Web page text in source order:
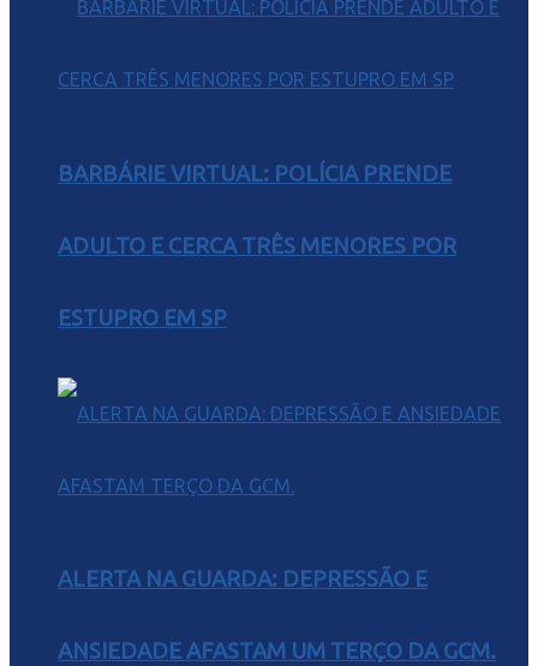
BARBÁRIE VIRTUAL: POLÍCIA PRENDE
ADULTO E CERCA TRÊS MENORES POR
ESTUPRO EM SP
ALERTA NA GUARDA: DEPRESSÃO E
ANSIEDADE AFASTAM UM TERÇO DA GCM.